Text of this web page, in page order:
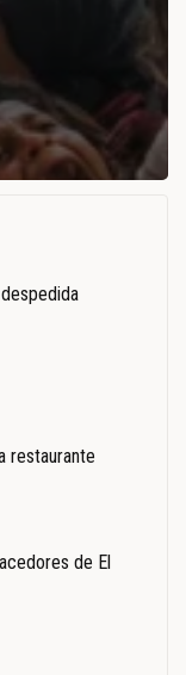
restaurante
de El